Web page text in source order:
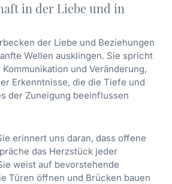
in der Liebe und in
der Liebe und Beziehungen
Wellen ausklingen. Sie spricht
und Veränderung,
Erkenntnisse, die die Tiefe und
der Zuneigung beeinflussen
erinnert uns daran, dass offene
das Herzstück jeder
weist auf bevorstehende
Türen öffnen und Brücken bauen